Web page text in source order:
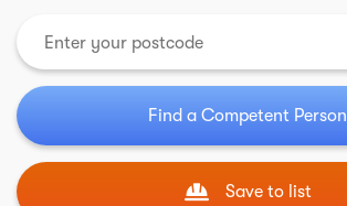
Find a Competent Person
Save to list